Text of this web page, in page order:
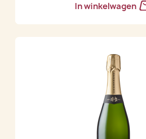
In winkelwagen